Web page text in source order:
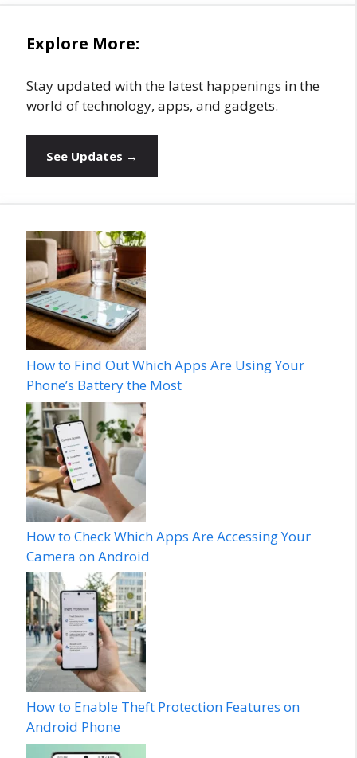
Explore More:
Stay updated with the latest happenings in the
world of technology, apps, and gadgets.
See Updates →
How to Find Out Which Apps Are Using Your
Phone’s Battery the Most
How to Check Which Apps Are Accessing Your
Camera on Android
How to Enable Theft Protection Features on
Android Phone